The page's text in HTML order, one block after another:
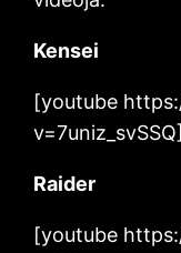
Kensei
[youtube
v=7uniz_svSSQ]
Raider
[youtube